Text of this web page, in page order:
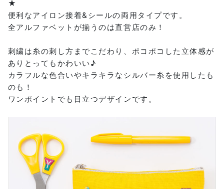
★
便利なアイロン接着&シールの両用タイプです。
全アルファベットが揃うのは直営店のみ！
刺繍は糸の刺し方までこだわり、ポコポコした立体感が
ありとってもかわいい♪
カラフルな色合いやキラキラなシルバー糸を使用したも
のも！
ワンポイントでも目立つデザインです。